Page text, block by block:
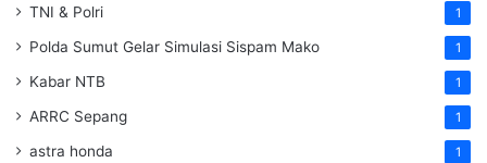
TNI & Polri 1
Polda Sumut Gelar Simulasi Sispam Mako 1
Kabar NTB 1
ARRC Sepang 1
astra honda 1